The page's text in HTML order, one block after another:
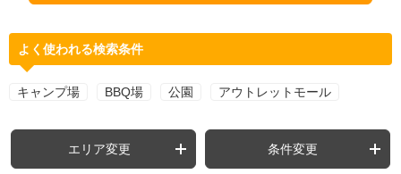
よく使われる検索条件
キャンプ場 BBQ場 公園 アウトレットモール
エリア変更 条件変更